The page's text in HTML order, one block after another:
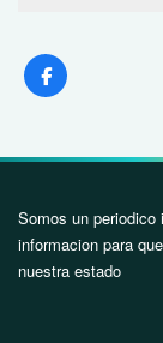
Somos un periodico
informacion para
nuestra estado